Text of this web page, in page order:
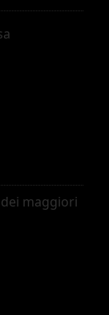
maggiori